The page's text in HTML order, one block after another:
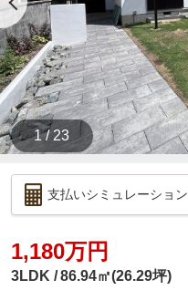
1 / 23
支払いシミュレーション
1,180万円
3LDK 86.94㎡(26.29坪)